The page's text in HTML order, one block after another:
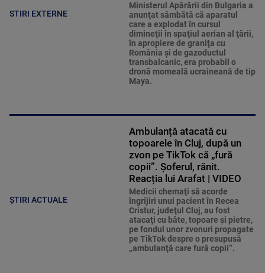
STIRI EXTERNE
Ministerul Apărării din Bulgaria a
anunţat sâmbătă că aparatul
care a explodat în cursul
dimineţii în spaţiul aerian al ţării,
în apropiere de graniţa cu
România şi de gazoductul
transbalcanic, era probabil o
dronă momeală ucraineană de tip
Maya.
ȘTIRI ACTUALE
Ambulanță atacată cu
topoarele în Cluj, după un
zvon pe TikTok că „fură
copii”. Șoferul, rănit.
Reacția lui Arafat | VIDEO
Medicii chemaţi să acorde
îngrijiri unui pacient în Recea
Cristur, judeţul Cluj, au fost
atacaţi cu bâte, topoare şi pietre,
pe fondul unor zvonuri propagate
pe TikTok despre o presupusă
„ambulanţă care fură copii”.